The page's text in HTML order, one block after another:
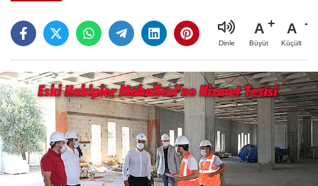
Dinle
A
Büyüt
A
Küçült